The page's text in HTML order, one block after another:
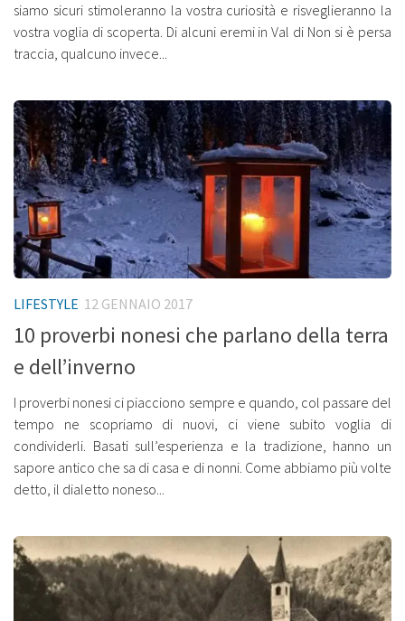
siamo sicuri stimoleranno la vostra curiosità e risveglieranno la
vostra voglia di scoperta. Di alcuni eremi in Val di Non si è persa
traccia, qualcuno invece...
LIFESTYLE 12 GENNAIO 2017
10 proverbi nonesi che parlano della terra
e dell’inverno
I proverbi nonesi ci piacciono sempre e quando, col passare del
tempo ne scopriamo di nuovi, ci viene subito voglia di
condividerli. Basati sull’esperienza e la tradizione, hanno un
sapore antico che sa di casa e di nonni. Come abbiamo più volte
detto, il dialetto noneso...